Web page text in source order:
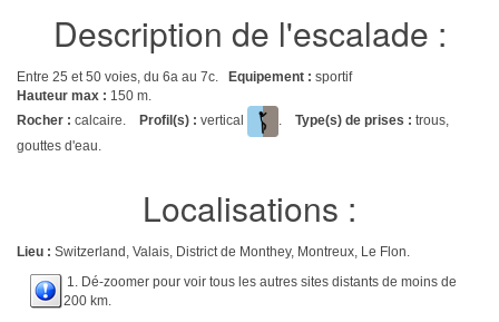
Description de l'escalade :
Entre 25 et 50 voies, du 6a au 7c. Equipement : sportif
Hauteur max : 150 m.
Rocher : calcaire. Profil(s) : vertical . Type(s) de prises : trous,
gouttes d'eau.
Localisations :
Lieu : Switzerland, Valais, District de Monthey, Montreux, Le Flon.
1. Dé-zoomer pour voir tous les autres sites distants de moins de
200 km.